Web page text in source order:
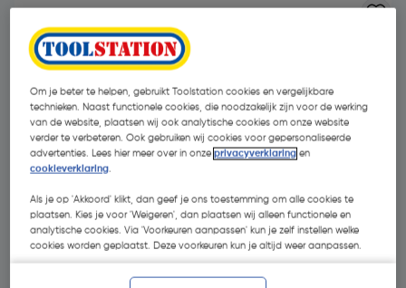
Om je beter te helpen, gebruikt Toolstation cookies en vergelijkbare
technieken. Naast functionele cookies, die noodzakelijk zijn voor de werking
van de website, plaatsen wij ook analytische cookies om onze website
verder te verbeteren. Ook gebruiken wij cookies voor gepersonaliseerde
advertenties. Lees hier meer over in onzeprivacyverklaring en
cookieverklaring.
Als je op 'Akkoord' klikt, dan geef je ons toestemming om alle cookies te
plaatsen. Kies je voor 'Weigeren', dan plaatsen wij alleen functionele en
analytische cookies. Via 'Voorkeuren aanpassen' kun je zelf instellen welke
cookies worden geplaatst. Deze voorkeuren kun je altijd weer aanpassen.